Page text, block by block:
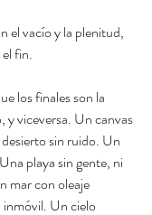
el vacío y la plenitud,
fin.
los finales son la
viceversa. Un canvas
sin ruido. Un
playa sin gente, ni
mar con oleaje
Un cielo